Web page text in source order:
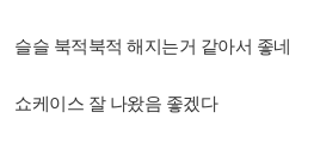
슬슬 북적북적 해지는거 같아서 좋네
쇼케이스 잘 나왔음 좋겠다